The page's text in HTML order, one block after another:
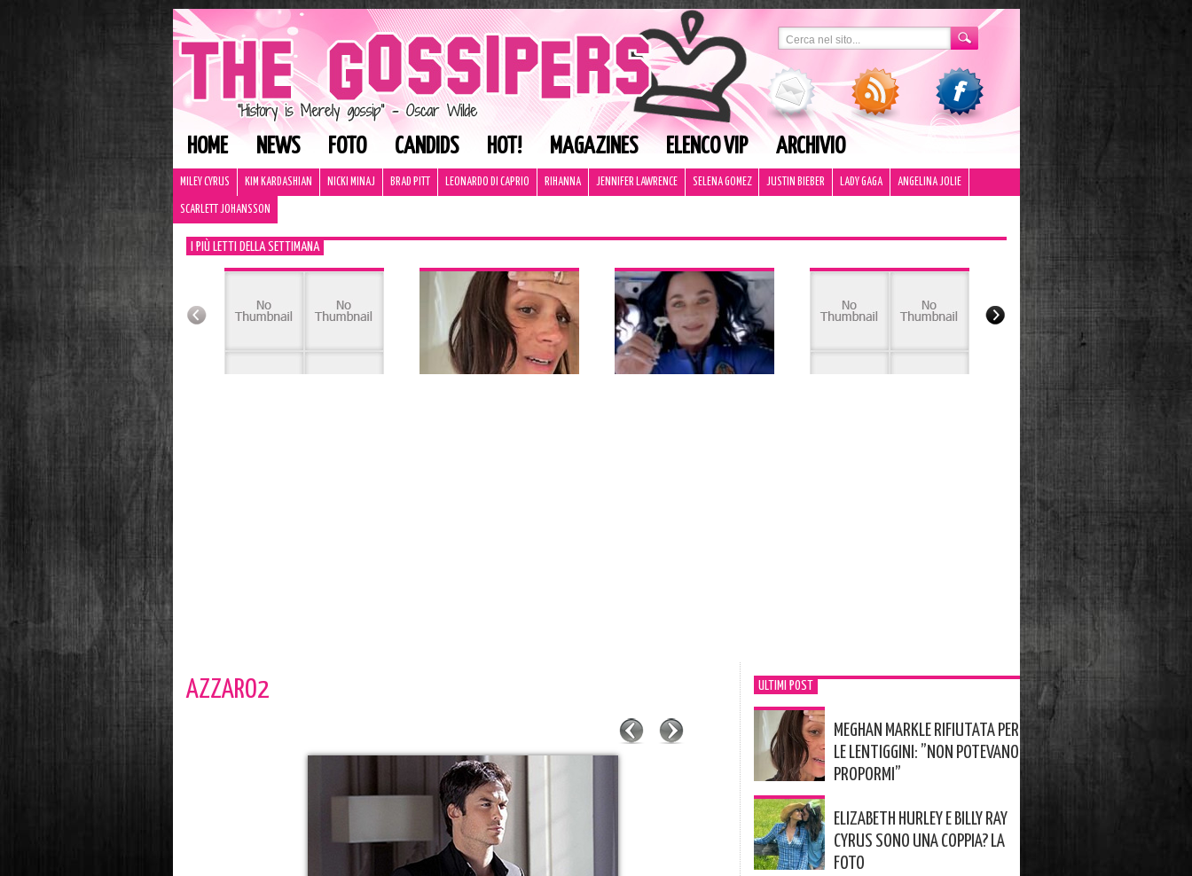
HOME NEWS FOTO CANDIDS HOT! MAGAZINES ELENCO VIP ARCHIVIO
MILEY CYRUS KIM KARDASHIAN NICKI MINAJ BRAD PITT LEONARDO DI CAPRIO RIHANNA JENNIFER LAWRENCE SELENA GOMEZ JUSTIN BIEBER LADY GAGA ANGELINA JOLIE
SCARLETT JOHANSSON
I PIÙ LETTI DELLA SETTIMANA
AZZARO2 ULTIMI POST
MEGHAN MARKLE RIFIUTATA PER
LE LENTIGGINI: ”NON POTEVANO
PROPORMI”
ELIZABETH HURLEY E BILLY RAY
CYRUS SONO UNA COPPIA? LA
FOTO